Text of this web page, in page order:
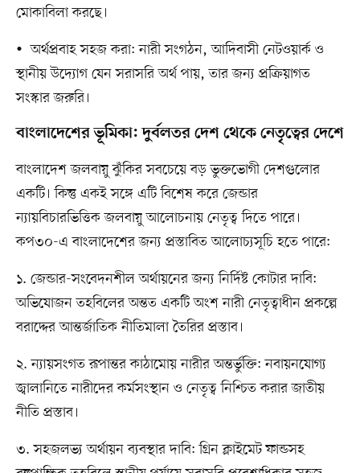
মোকাবিলা করছে।
• অর্থপ্রবাহ সহজ করা: নারী সংগঠন, আদিবাসী নেটওয়ার্ক ও
স্থানীয় উদ্যোগ যেন সরাসরি অর্থ পায়, তার জন্য প্রক্রিয়াগত
সংস্কার জরুরি।
বাংলাদেশের ভূমিকা: দুর্বলতর দেশ থেকে নেতৃত্বের দেশে
বাংলাদেশ জলবায়ু ঝুঁকির সবচেয়ে বড় ভুক্তভোগী দেশগুলোর
একটি। কিন্তু একই সঙ্গে এটি বিশেষ করে জেন্ডার
ন্যায়বিচারভিত্তিক জলবায়ু আলোচনায় নেতৃত্ব দিতে পারে।
কপ৩০-এ বাংলাদেশের জন্য প্রস্তাবিত আলোচ্যসূচি হতে পারে:
১. জেন্ডার-সংবেদনশীল অর্থায়নের জন্য নির্দিষ্ট কোটার দাবি:
অভিযোজন তহবিলের অন্তত একটি অংশ নারী নেতৃত্বাধীন প্রকল্পে
বরাদ্দের আন্তর্জাতিক নীতিমালা তৈরির প্রস্তাব।
২. ন্যায়সংগত রূপান্তর কাঠামোয় নারীর অন্তর্ভুক্তি: নবায়নযোগ্য
জ্বালানিতে নারীদের কর্মসংস্থান ও নেতৃত্ব নিশ্চিত করার জাতীয়
নীতি প্রস্তাব।
৩. সহজলভ্য অর্থায়ন ব্যবস্থার দাবি: গ্রিন ক্লাইমেট ফান্ডসহ